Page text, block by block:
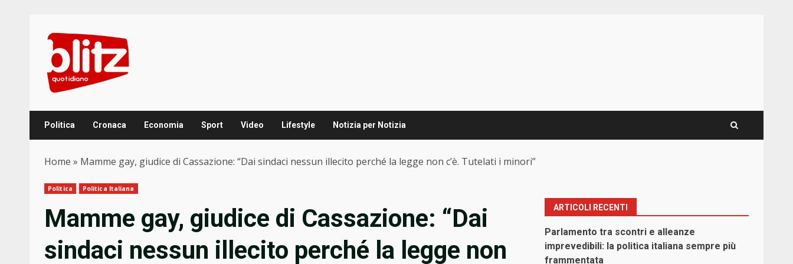
content
Politica Cronaca Economia Sport Video Lifestyle Notizia per Notizia
Home » Mamme gay, giudice di Cassazione: “Dai sindaci nessun illecito perché la legge non c’è. Tutelati i minori”
Politica Politica Italiana
Mamme gay, giudice di Cassazione: “Dai
sindaci nessun illecito perché la legge non
ARTICOLI RECENTI
Parlamento tra scontri e alleanze
imprevedibili: la politica italiana sempre più
frammentata